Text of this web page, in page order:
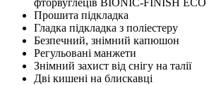
Прошита підкладка
Гладка підкладка з поліестеру
Безпечний, знімний капюшон
Регульовані манжети
Знімний захист від снігу на талії
Дві кишені на блискавці